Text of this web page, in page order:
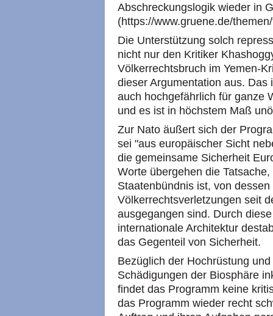
Abschreckungslogik wieder in
(https://www.gruene.de/
Die Unterstützung solch
nicht nur den Kritiker
Völkerrechtsbruch im Yemen-
dieser Argumentation aus.
auch hochgefährlich für ganze
und es ist in höchstem Maß
Zur Nato äußert sich der
sei "aus europäischer Sicht
die gemeinsame Sicherheit
Worte übergehen die
Staatenbündnis ist, von
Völkerrechtsverletzungen seit
ausgegangen sind. Durch
internationale Architektur
das Gegenteil von Sicherheit.
Bezüglich der Hochrüstung
Schädigungen der Biosphäre
findet das Programm keine
das Programm wieder recht